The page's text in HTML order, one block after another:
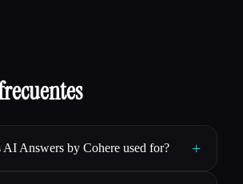
AI Answers by Cohere used for? +